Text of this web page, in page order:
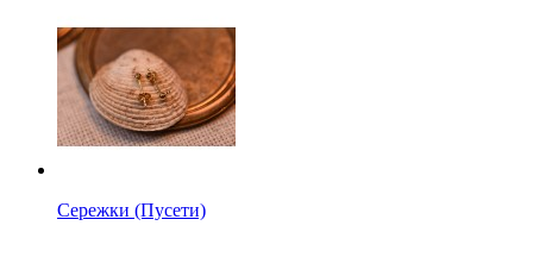
Сережки (Пусети)